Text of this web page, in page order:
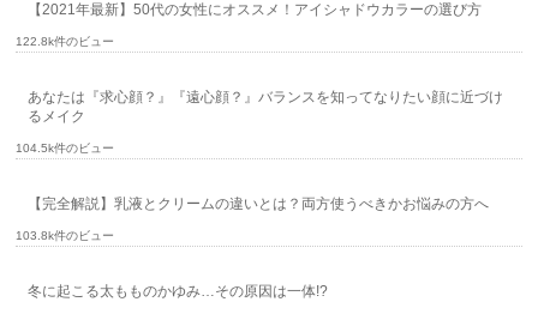
【2021年最新】50代の女性にオススメ！アイシャドウカラーの選び方
122.8k件のビュー
あなたは『求心顔？』『遠心顔？』バランスを知ってなりたい顔に近づけ
るメイク
104.5k件のビュー
【完全解説】乳液とクリームの違いとは？両方使うべきかお悩みの方へ
103.8k件のビュー
冬に起こる太もものかゆみ…その原因は一体!?